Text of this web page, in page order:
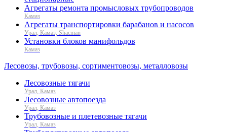
Агрегаты ремонта промысловых трубопроводов
Камаз
Агрегаты транспортировки барабанов и насосов
Урал, Камаз, Shacman
Установки блоков манифольдов
Камаз
Лесовозы, трубовозы, сортиментовозы, металловозы
Лесовозные тягачи
Урал, Камаз
Лесовозные автопоезда
Урал, Камаз
Трубовозные и плетевозные тягачи
Урал, Камаз